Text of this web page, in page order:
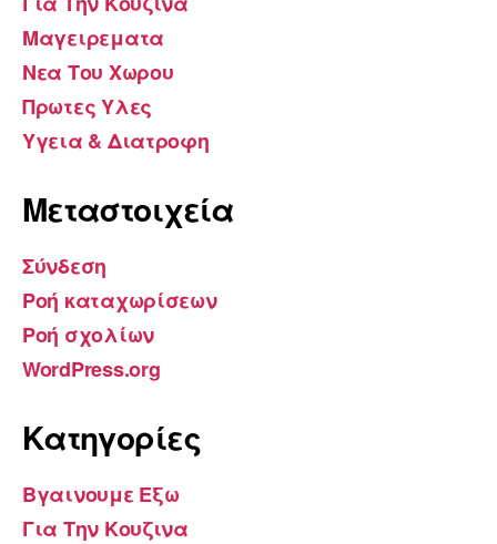
Μαγειρεματα
Νεα Του Χωρου
Πρωτες Υλες
Υγεια & Διατροφη
Μεταστοιχεία
Σύνδεση
Ροή καταχωρίσεων
Ροή σχολίων
WordPress.org
Kατηγορίες
Βγαινουμε Εξω
Για Την Κουζινα